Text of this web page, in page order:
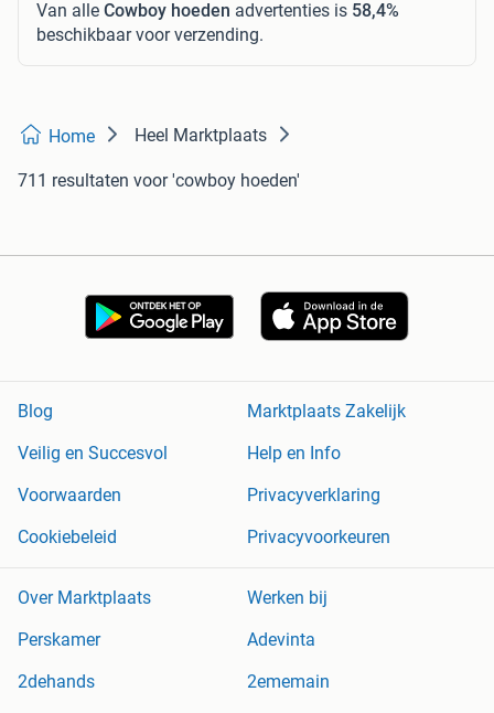
Van alle Cowboy hoeden advertenties is 58,4%
beschikbaar voor verzending.
Home Heel Marktplaats
711 resultaten voor 'cowboy hoeden'
Blog
Marktplaats Zakelijk
Veilig en Succesvol
Help en Info
Voorwaarden
Privacyverklaring
Cookiebeleid
Privacyvoorkeuren
Over Marktplaats
Werken bij
Perskamer
Adevinta
2dehands
2ememain